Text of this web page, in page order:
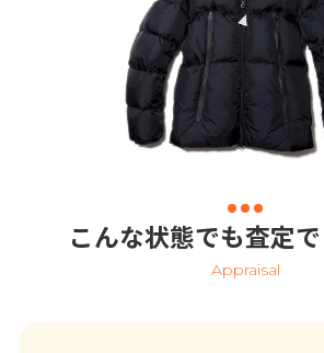
こんな状態でも査定で
Appraisal